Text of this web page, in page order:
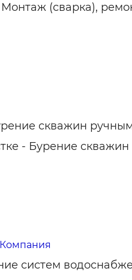
(сварка),
скважин ручным
- Бурение
систем